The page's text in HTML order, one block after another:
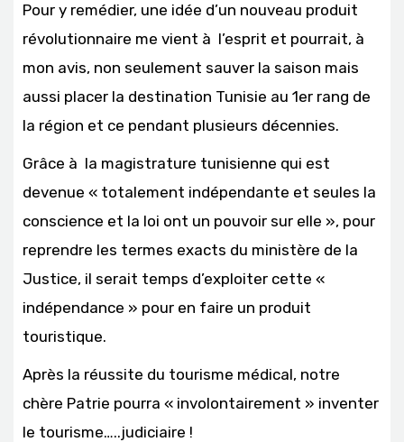
Pour y remédier, une idée d’un nouveau produit
révolutionnaire me vient à l’esprit et pourrait, à
mon avis, non seulement sauver la saison mais
aussi placer la destination Tunisie au 1er rang de
la région et ce pendant plusieurs décennies.
Grâce à la magistrature tunisienne qui est
devenue « totalement indépendante et seules la
conscience et la loi ont un pouvoir sur elle », pour
reprendre les termes exacts du ministère de la
Justice, il serait temps d’exploiter cette «
indépendance » pour en faire un produit
touristique.
Après la réussite du tourisme médical, notre
chère Patrie pourra « involontairement » inventer
le tourisme…..judiciaire !